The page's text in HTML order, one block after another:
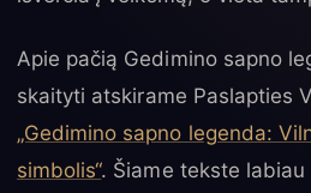
Apie pačią Gedimino sapno
skaityti atskirame Paslapties
„Gedimino sapno legenda:
simbolis“. Šiame tekste